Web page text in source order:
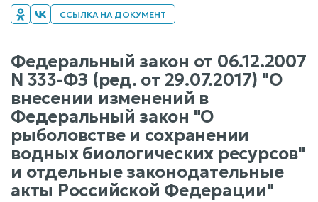
ССЫЛКА НА ДОКУМЕНТ
Федеральный закон от 06.12.2007
N 333-ФЗ (ред. от 29.07.2017) "О
внесении изменений в
Федеральный закон "О
рыболовстве и сохранении
водных биологических ресурсов"
и отдельные законодательные
акты Российской Федерации"